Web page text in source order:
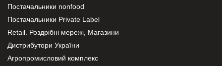
Постачальники nonfood
Постачальники Private Label
Retail. Роздрібні мережі, Магазини
Дистрибутори України
Агропромисловий комплекс